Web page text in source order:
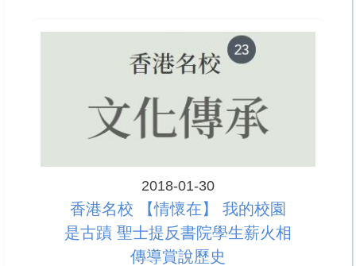
2018-01-30
香港名校 【情懷在】 我的校園
是古蹟 聖士提反書院學生薪火相
傳導賞說歷史